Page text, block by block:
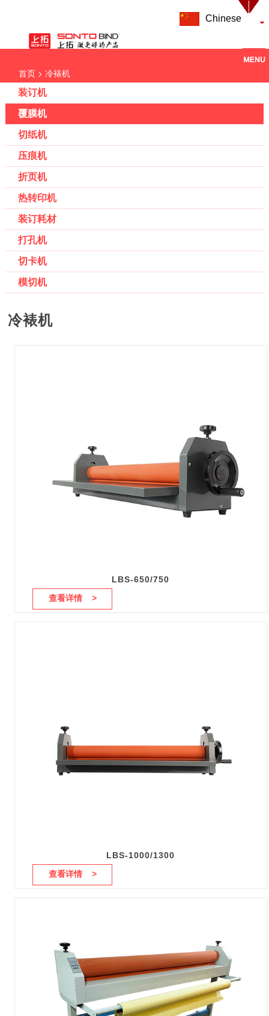
Chinese
首页 > 冷裱机
装订机
覆膜机
切纸机
压痕机
折页机
热转印机
装订耗材
打孔机
切卡机
模切机
冷裱机
LBS-650/750
查看详情 >
LBS-1000/1300
查看详情 >